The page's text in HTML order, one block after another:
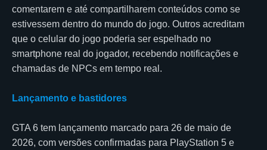
comentarem e até compartilharem conteúdos como se
estivessem dentro do mundo do jogo. Outros acreditam
que o celular do jogo poderia ser espelhado no
smartphone real do jogador, recebendo notificações e
chamadas de NPCs em tempo real.
Lançamento e bastidores
GTA 6 tem lançamento marcado para 26 de maio de
2026, com versões confirmadas para PlayStation 5 e